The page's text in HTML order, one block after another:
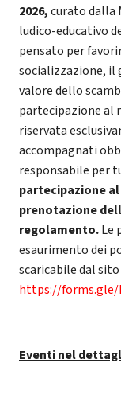
2026,curato dalla
ludico-educativo
pensato per
socializzazione, il
valore dello
partecipazione al
riservata
accompagnati
responsabile per
partecipazione
prenotazione
regolamento.Le
esaurimento dei
scaricabile dal sito
https://forms.gle/
Eventi nel